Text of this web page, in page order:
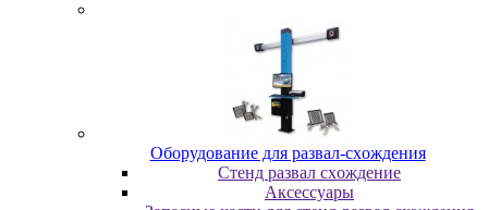
Oбopудoвaниe для paзвaл-cxoждeния
Cтeнд paзвaл cxoждeниe
Аксессуары